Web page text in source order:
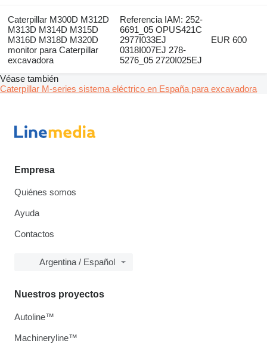
Caterpillar M300D M312D
M313D M314D M315D
M316D M318D M320D
monitor para Caterpillar
excavadora
Referencia IAM: 252-
6691_05 OPUS421C
2977I033EJ
0318I007EJ 278-
5276_05 2720I025EJ
EUR 600
Véase también
Caterpillar M-series sistema eléctrico en España para excavadora
Empresa
Quiénes somos
Ayuda
Contactos
Argentina / Español
Nuestros proyectos
Autoline™
Machineryline™